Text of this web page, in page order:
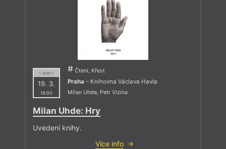
= 2020 =
19. 3.
19:00
Čtení, Křest
Praha – Knihovna Václava Havla
Milan Uhde, Petr Vizina
Milan Uhde: Hry
Uvedení knihy.
Více info